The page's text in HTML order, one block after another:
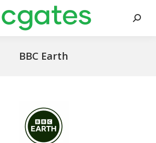
Search:
BBC Earth